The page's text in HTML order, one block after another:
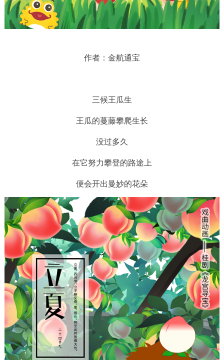
作者：金航通宝
三候王瓜生
王瓜的蔓藤攀爬生长
没过多久
在它努力攀登的路途上
便会开出曼妙的花朵